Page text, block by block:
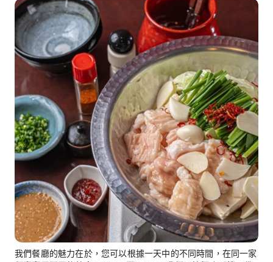
我們餐廳的魅力在於，您可以根據一天中的不同時間，在同一家